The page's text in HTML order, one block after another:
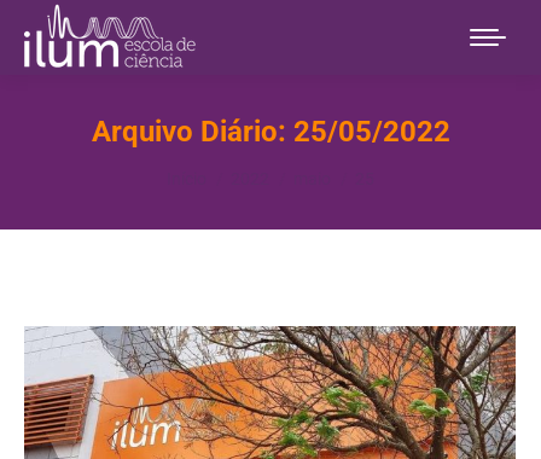
Arquivo Diário: 25/05/2022